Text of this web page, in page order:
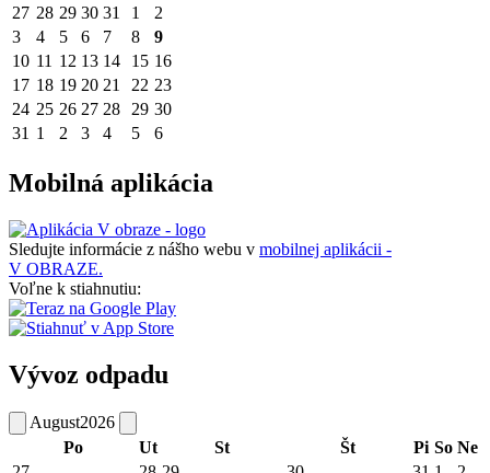
27 28 29 30 31 1
2
3
4 5 6 7 8
9
10 11 12 13 14 15 16
17 18 19 20 21 22 23
24 25 26 27 28 29 30
31 1 2 3 4 5 6
Mobilná aplikácia
Sledujte informácie z nášho webu v mobilnej aplikácii -
V OBRAZE.
Voľne k stiahnutiu:
Vývoz odpadu
August2026
Po
Ut St Št Pi So Ne